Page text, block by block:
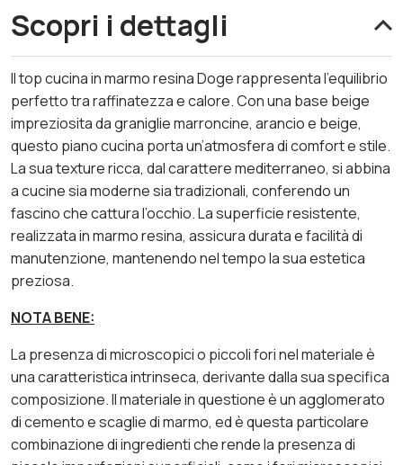
Scopri i dettagli
Il top cucina in marmo resina Doge rappresenta l’equilibrio
perfetto tra raffinatezza e calore. Con una base beige
impreziosita da graniglie marroncine, arancio e beige,
questo piano cucina porta un’atmosfera di comfort e stile.
La sua texture ricca, dal carattere mediterraneo, si abbina
a cucine sia moderne sia tradizionali, conferendo un
fascino che cattura l’occhio. La superficie resistente,
realizzata in marmo resina, assicura durata e facilità di
manutenzione, mantenendo nel tempo la sua estetica
preziosa.
NOTA BENE:
La presenza di microscopici o piccoli fori nel materiale è
una caratteristica intrinseca, derivante dalla sua specifica
composizione. Il materiale in questione è un agglomerato
di cemento e scaglie di marmo, ed è questa particolare
combinazione di ingredienti che rende la presenza di